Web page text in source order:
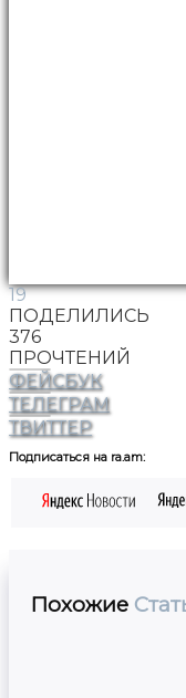
19
ПОДЕЛИЛИСЬ
376
ПРОЧТЕНИЙ
ФЕЙСБУК
ТЕЛЕГРАМ
ТВИТТЕР
Подписаться на ra.am:
Похожие